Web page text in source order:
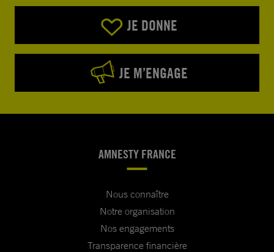
JE DONNE
JE M’ENGAGE
AMNESTY FRANCE
Nous connaître
Notre organisation
Nos engagements
Transparence financière